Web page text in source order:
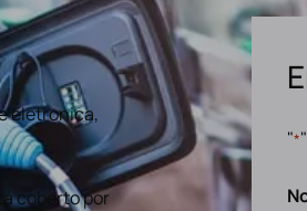
eletronica,
coberto por
"*